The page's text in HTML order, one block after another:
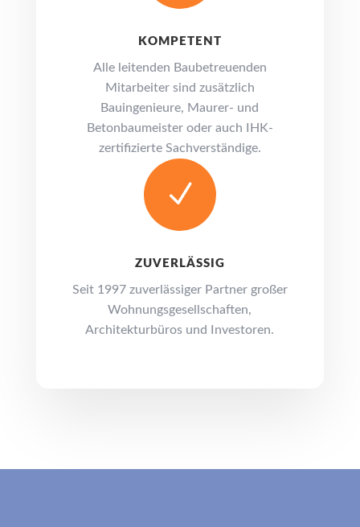
KOMPETENT
Alle leitenden Baubetreuenden
Mitarbeiter sind zusätzlich
Bauingenieure, Maurer- und
Betonbaumeister oder auch IHK-
zertifizierte Sachverständige.
N
ZUVERLÄSSIG
Seit 1997 zuverlässiger Partner großer
Wohnungsgesellschaften,
Architekturbüros und Investoren.